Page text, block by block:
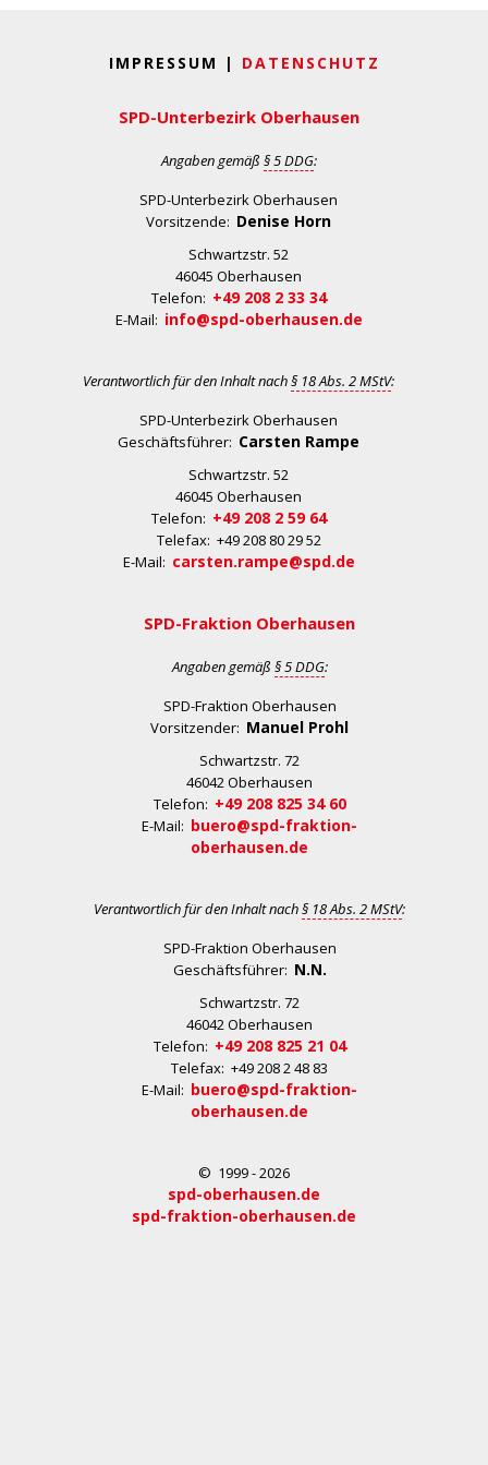
IMPRESSUM | DATENSCHUTZ
SPD-Unterbezirk Oberhausen
Angaben gemäß § 5 DDG:
SPD-Unterbezirk Oberhausen
Vorsitzende: Denise Horn
Schwartzstr. 52
46045 Oberhausen
Telefon: +49 208 2 33 34
E-Mail: info@spd-oberhausen.de
Verantwortlich für den Inhalt nach§ 18 Abs. 2 MStV:
SPD-Unterbezirk Oberhausen
Geschäftsführer: Carsten Rampe
Schwartzstr. 52
46045 Oberhausen
Telefon: +49 208 2 59 64
Telefax: +49 208 80 29 52
E-Mail: carsten.rampe@spd.de
SPD-Fraktion Oberhausen
Angaben gemäß § 5 DDG:
SPD-Fraktion Oberhausen
Vorsitzender: Manuel Prohl
Schwartzstr. 72
46042 Oberhausen
Telefon: +49 208 825 34 60
E-Mail: buero@spd-fraktion-
oberhausen.de
Verantwortlich für den Inhalt nach§ 18 Abs. 2 MStV:
SPD-Fraktion Oberhausen
Geschäftsführer: N.N.
Schwartzstr. 72
46042 Oberhausen
Telefon: +49 208 825 21 04
Telefax: +49 208 2 48 83
E-Mail: buero@spd-fraktion-
oberhausen.de
© 1999 - 2026
spd-oberhausen.de
spd-fraktion-oberhausen.de